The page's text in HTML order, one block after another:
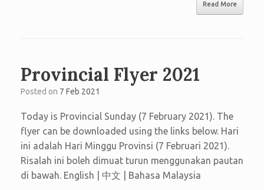
Read More
Provincial Flyer 2021
Posted on 7 Feb 2021
Today is Provincial Sunday (7 February 2021). The
flyer can be downloaded using the links below. Hari
ini adalah Hari Minggu Provinsi (7 Februari 2021).
Risalah ini boleh dimuat turun menggunakan pautan
di bawah. English | 中文 | Bahasa Malaysia